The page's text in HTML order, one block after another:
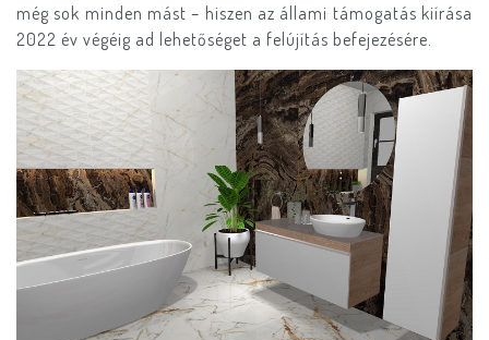
még sok minden mást – hiszen az állami támogatás kiírása
2022 év végéig ad lehetőséget a felújítás befejezésére.